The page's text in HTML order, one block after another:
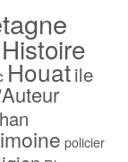
Histoire
Houatile
policier